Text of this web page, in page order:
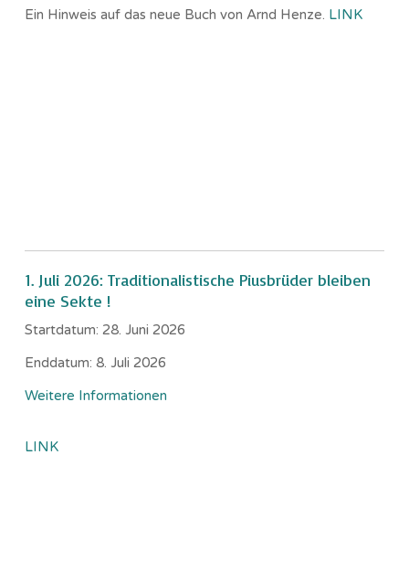
Ein Hinweis auf das neue Buch von Arnd Henze. LINK
1. Juli 2026: Traditionalistische Piusbrüder bleiben
eine Sekte !
Startdatum: 28. Juni 2026
Enddatum: 8. Juli 2026
Weitere Informationen
LINK